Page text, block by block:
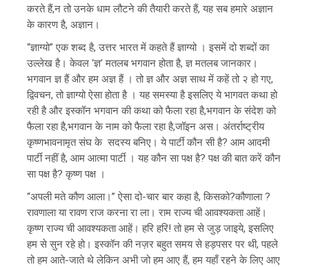
करते हैं,न तो उनके धाम लौटने की तैयारी करते हैं, यह सब हमारे अज्ञान
के कारण है, अज्ञान।
“ज्ञाग्यो” एक शब्द है, उत्तर भारत में कहते हैं ज्ञाग्यो । इसमें दो शब्दों का
उल्लेख है। केवल ‘ज्ञ’ मतलब भगवान होता है, ज्ञ मतलब जानकार।
भगवान ज्ञ हैं और हम अज्ञ हैं । तो ज्ञ और अज्ञ साथ में कहें तो २ हो गए,
द्विवचन, तो ज्ञाग्यो ऐसा होता है । यह समस्या है इसलिए ये भागवत कथा हो
रही है और इस्कॉन भगवान की कथा को फैला रहा है,भगवान के संदेश को
फैला रहा है,भगवान के नाम को फैला रहा है,जॉइन अस। अंतर्राष्ट्रीय
कृष्णभावनामृत संघ के सदस्य बनिए। ये पार्टी कौन सी है? आम आदमी
पार्टी नहीं है, आम आत्मा पार्टी । यह कौन सा पक्ष है? पक्ष की बात करें कौन
सा पक्ष है? कृष्ण पक्ष ।
“अपली मते कौण आला।” ऐसा दो-चार बार कहा है, किसको?कौणाला ?
रावणाला या रावण राज करना रा ला। राम राज्य ची आवश्यकता आहें।
कृष्ण राज्य ची आवश्यकता आहें। हरि हरि! तो हम से जुड़ जाइये, इसलिए
हम से सुन रहे हो। इस्कॉन की नज़र बहुत समय से हड़पसर पर थी, पहले
तो हम आते-जाते थे लेकिन अभी जो हम आए हैं, हम यहाँ रहने के लिए आए